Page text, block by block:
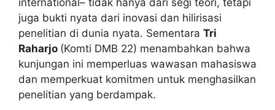
international– tidak hanya dari segi teori, tetapi
juga bukti nyata dari inovasi dan hilirisasi
penelitian di dunia nyata. Sementara Tri
Raharjo (Komti DMB 22) menambahkan bahwa
kunjungan ini memperluas wawasan mahasiswa
dan memperkuat komitmen untuk menghasilkan
penelitian yang berdampak.